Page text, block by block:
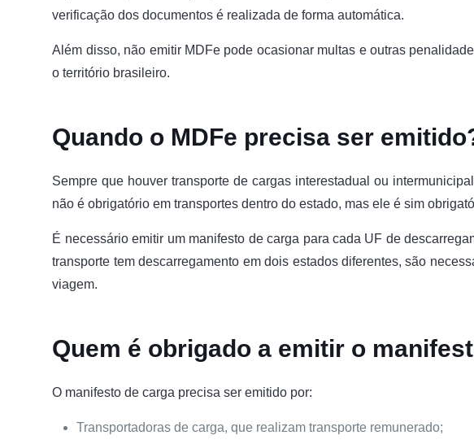
verificação dos documentos é realizada de forma automática.
Além disso, não emitir MDFe pode ocasionar multas e outras
o território brasileiro.
Quando o MDFe precisa ser
Sempre que houver transporte de cargas interestadual ou
não é obrigatório em transportes dentro do estado, mas ele é sim
É necessário emitir um manifesto de carga para cada UF de
transporte tem descarregamento em dois estados diferentes, são
viagem.
Quem é obrigado a emitir o
O manifesto de carga precisa ser emitido por:
Transportadoras de carga, que realizam transporte remunerado;